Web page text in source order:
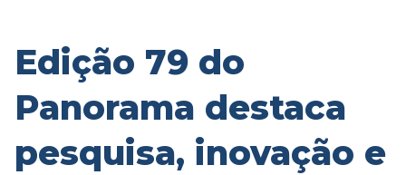
Edição 79 do
Panorama destaca
pesquisa, inovação e